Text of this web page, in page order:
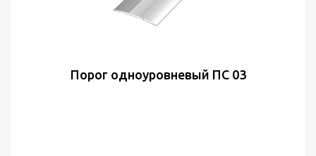
Порог одноуровневый ПС 03